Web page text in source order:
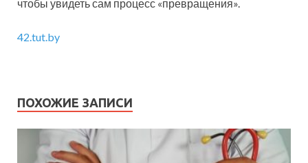
чтобы увидеть сам процесс «превращения».
42.tut.by
ПОХОЖИЕ ЗАПИСИ